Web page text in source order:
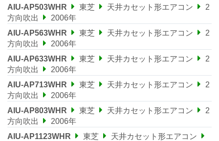
AIU-AP503WHR
東芝 天井カセット形エアコン
2
方向吹出
2006年
AIU-AP563WHR
東芝 天井カセット形エアコン
2
方向吹出
2006年
AIU-AP633WHR
東芝 天井カセット形エアコン
2
方向吹出
2006年
AIU-AP713WHR
東芝 天井カセット形エアコン
2
方向吹出
2006年
AIU-AP803WHR
東芝 天井カセット形エアコン
2
方向吹出
2006年
AIU-AP1123WHR
東芝
天井カセット形エアコン